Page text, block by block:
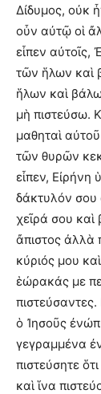
Δίδυμος, οὐκ
οὖν αὐτῷ οἱ
εἶπεν αὐτοῖς,
τῶν ἥλων καὶ
ἥλων καὶ
μὴ πιστεύσω.
μαθηταὶ
τῶν θυρῶν
εἶπεν, Εἰρήνη
δάκτυλόν σου
χεῖρά σου καὶ
ἄπιστος ἀλλὰ
κύριός μου
ἑώρακάς με
ὁ Ἰησοῦς
γεγραμμένα
πιστεύσητε
καὶ ἵνα